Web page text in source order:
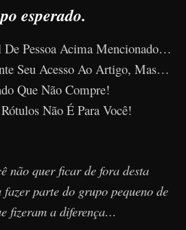
esperado.
De Pessoa Acima Mencionado…
Seu Acesso Ao Artigo, Mas…
Que Não Compre!
Não É Para Você!
não quer ficar de fora desta
fazer parte do grupo pequeno de
fizeram a diferença…